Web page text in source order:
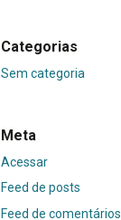
Categorias
Sem categoria
Meta
Acessar
Feed de posts
Feed de comentários